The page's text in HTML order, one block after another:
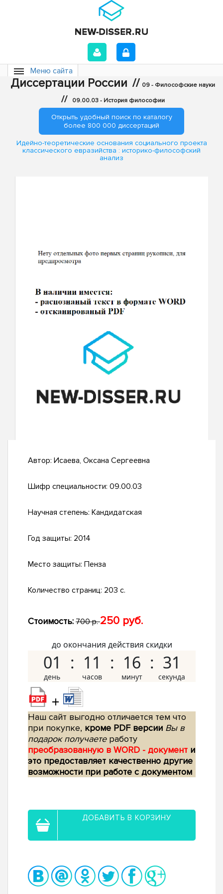
Меню сайта
Диссертации России // 09 - Философские науки
// 09.00.03 - История философии
Открыть удобный поиск по каталогу
более 800 000 диссертаций
Идейно-теоретические основания социального проекта
классического евразийства : историко-философский
анализ
Автор: Исаева, Оксана Сергеевна
Шифр специальности: 09.00.03
Научная степень: Кандидатская
Год защиты: 2014
Место защиты: Пенза
Количество страниц: 203 с.
Стоимость: 700 р.250 руб.
до окончания действия скидки
01 11 16 30
+
Наш сайт выгодно отличается тем что
при покупке, кроме PDF версии Вы в
подарок получаетеработу
преобразованную в WORD - документ и
это предоставляет качественно другие
возможности при работе с документом
ДОБАВИТЬ В КОРЗИНУ